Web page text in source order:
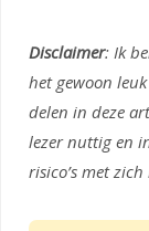
Disclaimer: Ik
het gewoon
delen in deze
lezer nuttig en
risico’s met